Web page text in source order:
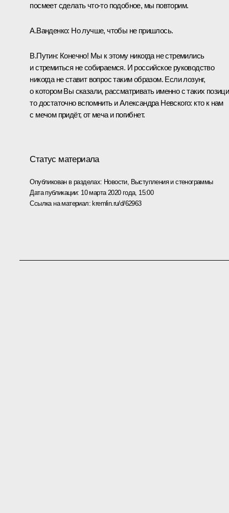
посмеет сделать что‑то подобное, мы повторим.
А.Ванденко: Но лучше, чтобы не пришлось.
В.Путин: Конечно! Мы к этому никогда не стремились
и стремиться не собираемся. И российское руководство
никогда не ставит вопрос таким образом. Если лозунг,
о котором Вы сказали, рассматривать именно с таких
то достаточно вспомнить и Александра Невского: кто к нам
с мечом придёт, от меча и погибнет.
Статус материала
Опубликован в разделах: Новости, Выступления и стенограммы
Дата публикации: 10 марта 2020 года, 15:00
Ссылка на материал: kremlin.ru/d/62963